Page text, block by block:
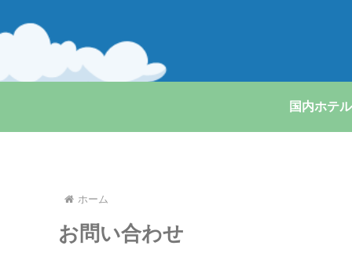
国内ホテル
ホーム
お問い合わせ